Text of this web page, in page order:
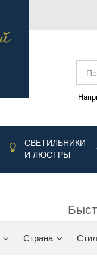
СВЕТИЛЬНИКИ
И ЛЮСТРЫ
Страна